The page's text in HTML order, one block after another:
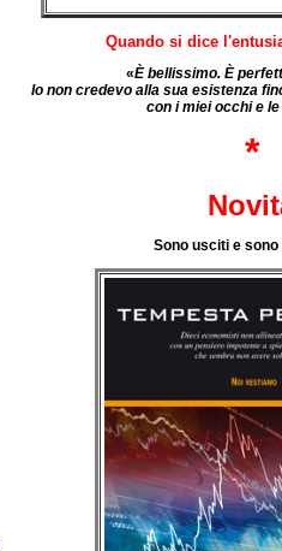
Quando si dice
«È bellissimo. È
Io non credevo alla sua esistenza
con i miei occhi e
*
Sono usciti e